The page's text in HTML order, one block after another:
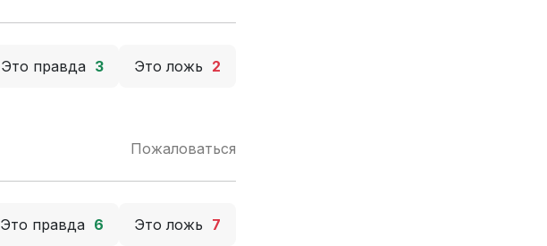
Это правда 3 Это ложь 2
Пожаловаться
Это правда 6 Это ложь 7